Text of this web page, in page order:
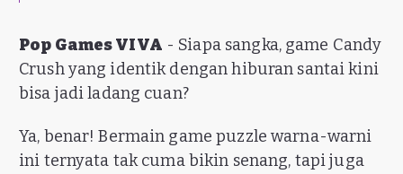
Pop Games VIVA - Siapa sangka, game Candy
Crush yang identik dengan hiburan santai kini
bisa jadi ladang cuan?
Ya, benar! Bermain game puzzle warna-warni
ini ternyata tak cuma bikin senang, tapi juga